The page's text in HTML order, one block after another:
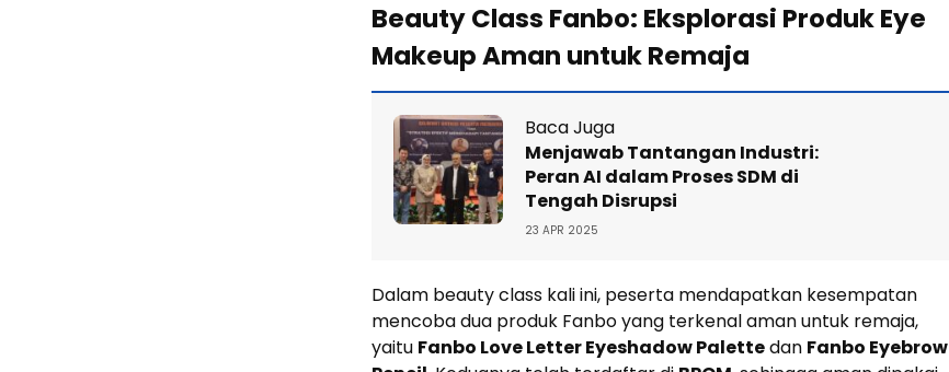
Beauty Class Fanbo: Eksplorasi Produk Eye
Makeup Aman untuk Remaja
Baca Juga
Menjawab Tantangan Industri:
Peran AI dalam Proses SDM di
Tengah Disrupsi
23 APR 2025
Dalam beauty class kali ini, peserta mendapatkan kesempatan
mencoba dua produk Fanbo yang terkenal aman untuk remaja,
yaitu Fanbo Love Letter Eyeshadow Palettedan Fanbo Eyebrow